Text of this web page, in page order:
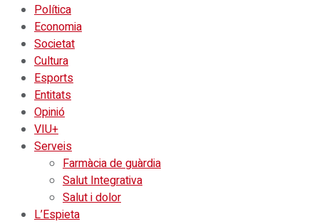
Política
Economia
Societat
Cultura
Esports
Entitats
Opinió
VIU+
Serveis
Farmàcia de guàrdia
Salut Integrativa
Salut i dolor
L’Espieta